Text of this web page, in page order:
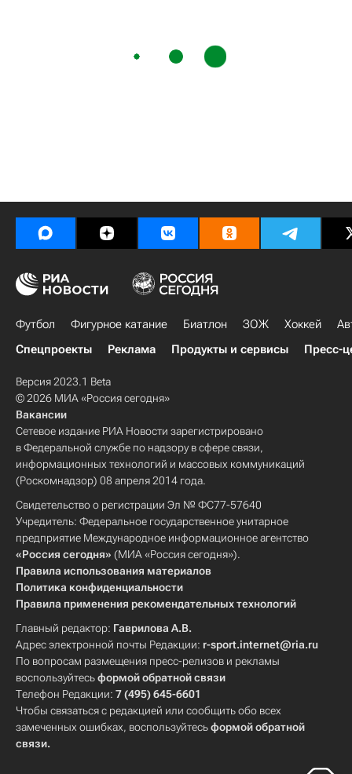
Футбол Фигурное катание Биатлон ЗОЖ Хоккей
Спецпроекты
Реклама Продукты и сервисы Пресс-
Версия 2023.1 Beta
© 2026 МИА «Россия сегодня»
Вакансии
Сетевое издание РИА Новости зарегистрировано
в Федеральной службе по надзору в сфере связи,
информационных технологий и массовых коммуникаций
(Роскомнадзор) 08 апреля 2014 года.
Свидетельство о регистрации Эл № ФС77-57640
Учредитель: Федеральное государственное унитарное
предприятие Международное информационное агентство
«Россия сегодня» (МИА «Россия сегодня»).
Правила использования материалов
Политика конфиденциальности
Правила применения рекомендательных технологий
Главный редактор: Гаврилова А.В.
Адрес электронной почты Редакции: r-sport.internet@ria.ru
По вопросам размещения пресс-релизов и рекламы
воспользуйтесьформой обратной связи
Телефон Редакции: 7 (495) 645-6601
Чтобы связаться с редакцией или сообщить обо всех
замеченных ошибках, воспользуйтесьформой обратной
связи.